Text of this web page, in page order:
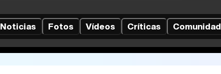
Noticias Fotos Vídeos Críticas Comunidad